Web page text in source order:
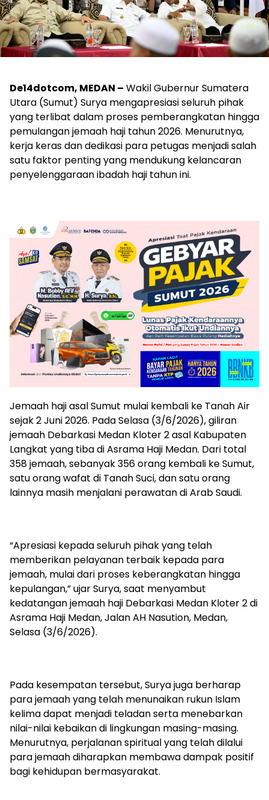
De14dotcom, MEDAN – Wakil Gubernur Sumatera
Utara (Sumut) Surya mengapresiasi seluruh pihak
yang terlibat dalam proses pemberangkatan hingga
pemulangan jemaah haji tahun 2026. Menurutnya,
kerja keras dan dedikasi para petugas menjadi salah
satu faktor penting yang mendukung kelancaran
penyelenggaraan ibadah haji tahun ini.
Jemaah haji asal Sumut mulai kembali ke Tanah Air
sejak 2 Juni 2026. Pada Selasa (3/6/2026), giliran
jemaah Debarkasi Medan Kloter 2 asal Kabupaten
Langkat yang tiba di Asrama Haji Medan. Dari total
358 jemaah, sebanyak 356 orang kembali ke Sumut,
satu orang wafat di Tanah Suci, dan satu orang
lainnya masih menjalani perawatan di Arab Saudi.
“Apresiasi kepada seluruh pihak yang telah
memberikan pelayanan terbaik kepada para
jemaah, mulai dari proses keberangkatan hingga
kepulangan,” ujar Surya, saat menyambut
kedatangan jemaah haji Debarkasi Medan Kloter 2 di
Asrama Haji Medan, Jalan AH Nasution, Medan,
Selasa (3/6/2026).
Pada kesempatan tersebut, Surya juga berharap
para jemaah yang telah menunaikan rukun Islam
kelima dapat menjadi teladan serta menebarkan
nilai-nilai kebaikan di lingkungan masing-masing.
Menurutnya, perjalanan spiritual yang telah dilalui
para jemaah diharapkan membawa dampak positif
bagi kehidupan bermasyarakat.